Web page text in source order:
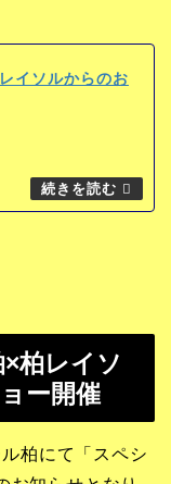
イソルからのお
×柏レイソ
ー開催
柏にて「スペシ